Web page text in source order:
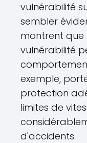
vulnérabilité
sembler
montrent que
vulnérabilité
exemple,
protection
limites de
d'accidents.